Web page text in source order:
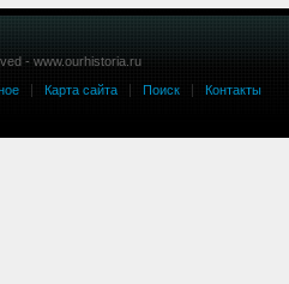
- www.ourhistoria.ru
Карта сайта Поиск Контакты